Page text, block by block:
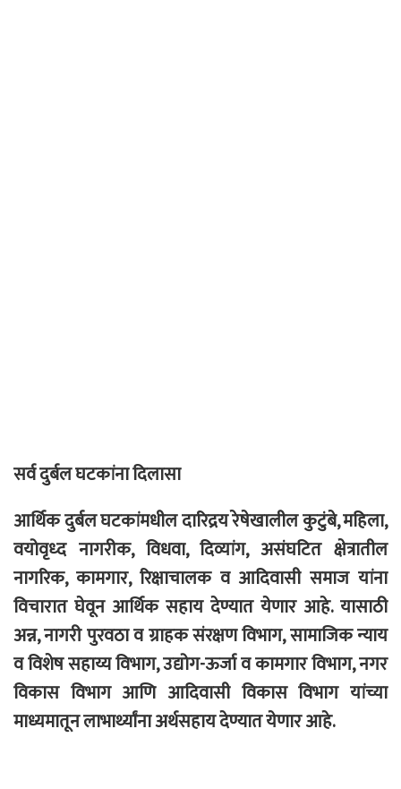
सर्व दुर्बल घटकांना दिलासा
आर्थिक दुर्बल घटकांमधील दारिद्रय रेषेखालील कुटुंबे, महिला,
वयोवृध्द नागरीक, विधवा, दिव्यांग, असंघटित क्षेत्रातील
नागरिक, कामगार, रिक्षाचालक व आदिवासी समाज यांना
विचारात घेवून आर्थिक सहाय देण्यात येणार आहे. यासाठी
अन्न, नागरी पुरवठा व ग्राहक संरक्षण विभाग, सामाजिक न्याय
व विशेष सहाय्य विभाग, उद्योग-ऊर्जा व कामगार विभाग, नगर
विकास विभाग आणि आदिवासी विकास विभाग यांच्या
माध्यमातून लाभार्थ्यांना अर्थसहाय देण्यात येणार आहे.